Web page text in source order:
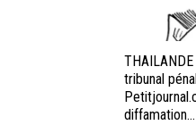
tribunal
diffamation...